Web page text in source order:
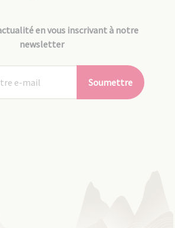
en vous inscrivant à notre
newsletter
Soumettre